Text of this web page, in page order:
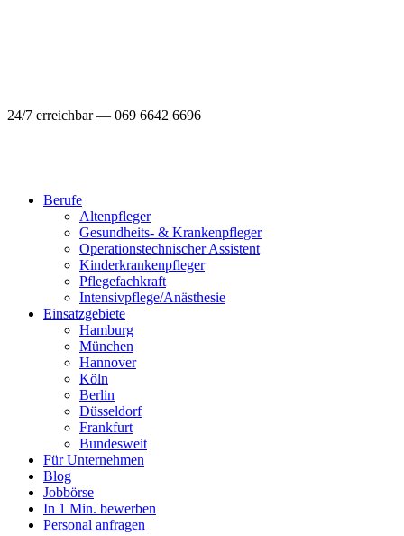
24/7 erreichbar — 069 6642 6696
Berufe
Altenpfleger
Gesundheits- & Krankenpfleger
Operationstechnischer Assistent
Kinderkrankenpfleger
Pflegefachkraft
Intensivpflege/Anästhesie
Einsatzgebiete
Hamburg
München
Hannover
Köln
Berlin
Düsseldorf
Frankfurt
Bundesweit
Für Unternehmen
Blog
Jobbörse
In 1 Min. bewerben
Personal anfragen